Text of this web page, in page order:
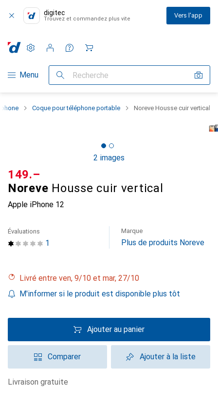
digitec
Trouvez et commandez plus vite Vers l'app
Navigation par catégorie
Menu Recherche
Paramètres
Compte client
Listes de comparaison
Listes d'envies
Panier
Coque pour téléphone portable Noreve Housse cuir vertical
2 images
Noreve Housse cuir vertical
Apple iPhone 12
CHF
149.–
1
Évaluations Marque
Plus de produits Noreve
Livré entre ven, 9/10 et mar, 27/10
M'informer si le produit est disponible plus tôt
Ajouter au panier
Comparer Ajouter à la liste
livraison gratuite